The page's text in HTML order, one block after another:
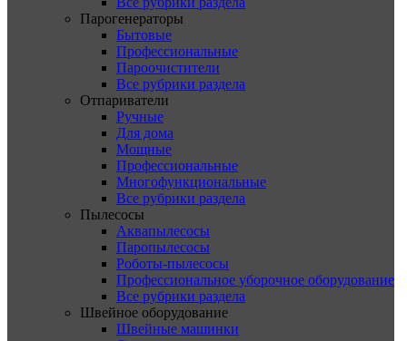
Парогенераторы
Бытовые
Профессиональные
Пароочистители
Все рубрики раздела
Отпариватели
Ручные
Для дома
Мощные
Профессиональные
Многофункциональные
Все рубрики раздела
Пылесосы
Аквапылесосы
Паропылесосы
Роботы-пылесосы
Профессиональное уборочное оборудование
Все рубрики раздела
Швейное оборудование
Швейные машинки